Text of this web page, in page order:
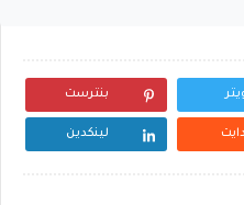
بنترست
لينكدين